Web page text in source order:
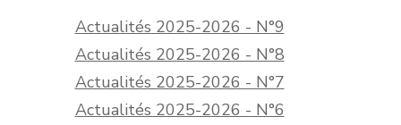
Actualités 2025-2026 - N°9
Actualités 2025-2026 - N°8
Actualités 2025-2026 - N°7
Actualités 2025-2026 - N°6